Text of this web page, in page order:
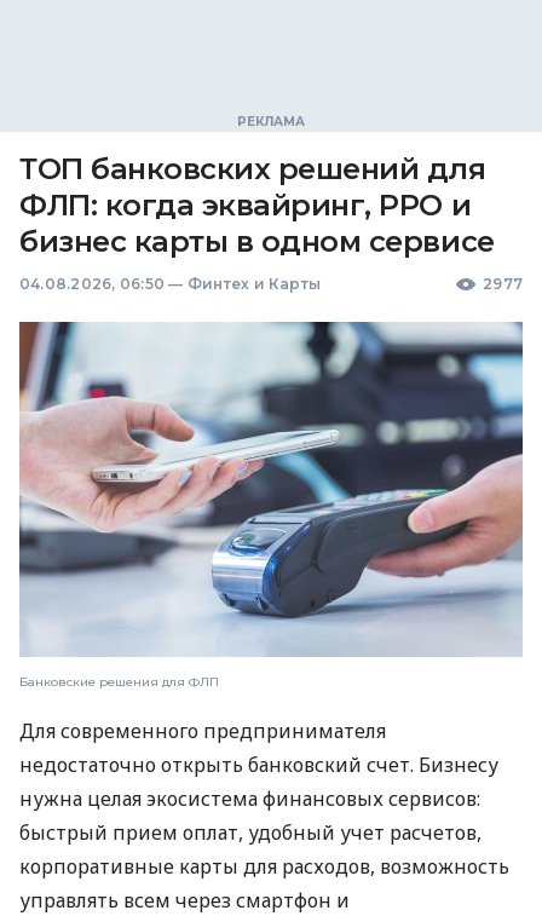
ТОП банковских решений для
ФЛП: когда эквайринг, РРО и
бизнес карты в одном сервисе
04.08.2026, 06:50 — Финтех и Карты 2977
Банковские решения для ФЛП
Для современного предпринимателя
недостаточно открыть банковский счет. Бизнесу
нужна целая экосистема финансовых сервисов:
быстрый прием оплат, удобный учет расчетов,
корпоративные карты для расходов, возможность
управлять всем через смартфон и